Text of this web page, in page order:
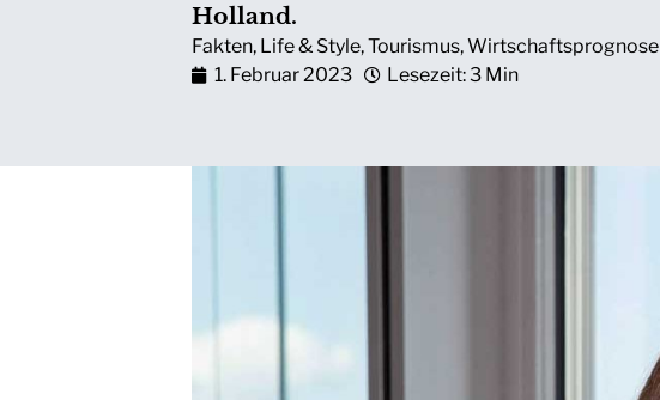
Holland.
Fakten, Life & Style,Tourismus,
1. Februar 2023
Lesezeit: 3 Min